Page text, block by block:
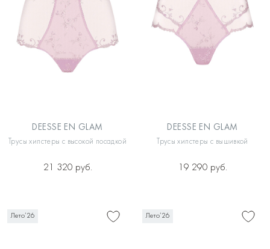
DEESSE EN GLAM
Трусы хипстеры с высокой посадкой
21 320 руб.
DEESSE EN GLAM
Трусы хипстеры с вышивкой
19 290 руб.
Лето’26 Лето’26